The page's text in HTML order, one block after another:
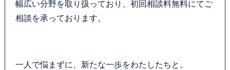
幅広い分野を取り扱っており、初回相談料無料にてご
相談を承っております。
一人で悩まずに、新たな一歩をわたしたちと。